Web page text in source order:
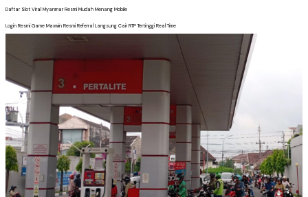
Daftar Slot Viral Myanmar Resmi Mudah Menang Mobile
Login Resmi Game Maxwin Resmi Referral Langsung Cair RTP Tertinggi Real Time